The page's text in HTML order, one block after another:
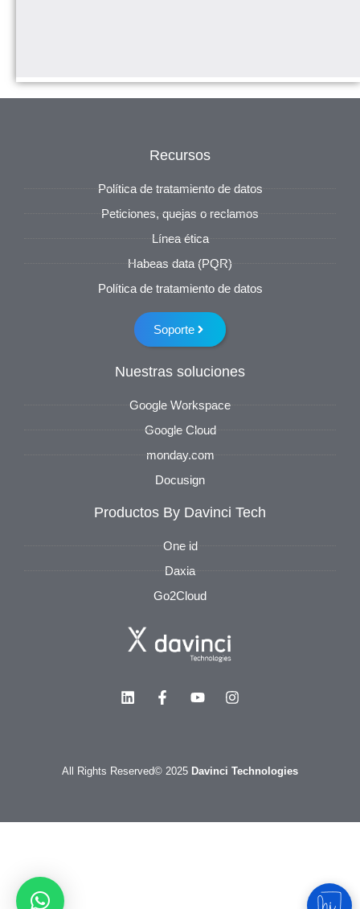
Recursos
Política de tratamiento de datos
Peticiones, quejas o reclamos
Línea ética
Habeas data (PQR)
Política de tratamiento de datos
Soporte
Nuestras soluciones
Google Workspace
Google Cloud
monday.com
Docusign
Productos By Davinci Tech
One id
Daxia
Go2Cloud
All Rights Reserved© 2025 Davinci Technologies